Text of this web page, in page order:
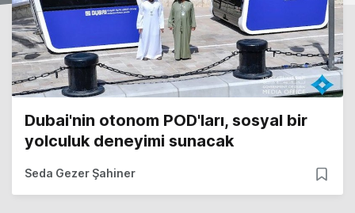
Dubai'nin otonom POD'ları, sosyal bir
yolculuk deneyimi sunacak
Seda Gezer Şahiner